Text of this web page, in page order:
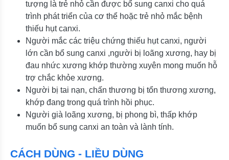
tượng là trẻ nhỏ cần được bổ sung canxi cho quá
trình phát triển của cơ thể hoặc trẻ nhỏ mắc bệnh
thiếu hụt canxi.
Người mắc các triệu chứng thiếu hụt canxi, người
lớn cần bổ sung canxi ,người bị loãng xương, hay bị
đau nhức xương khớp thường xuyên mong muốn hỗ
trợ chắc khỏe xương.
Người bị tai nạn, chấn thương bị tổn thương xương,
khớp đang trong quá trình hồi phục.
Người già loãng xương, bị phong bì, thấp khớp
muốn bổ sung canxi an toàn và lành tính.
CÁCH DÙNG - LIỀU DÙNG